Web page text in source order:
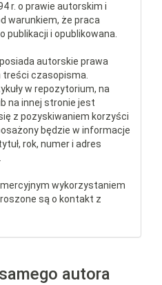
r. o prawie autorskim i
warunkiem, że praca
publikacji i opublikowana.
autorskie prawa
czasopisma.
w repozytorium, na
na innej stronie jest
z pozyskiwaniem korzyści
będzie w informacje
rok, numer i adres
wykorzystaniem
są o kontakt z
autora